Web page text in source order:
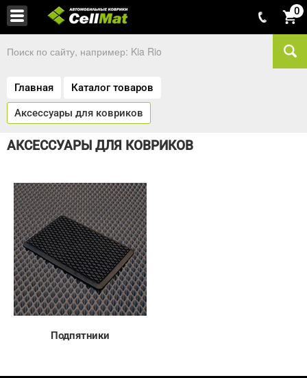
0
Главная Каталог товаров
Аксессуары для ковриков
АКСЕССУАРЫ ДЛЯ КОВРИКОВ
Подпятники